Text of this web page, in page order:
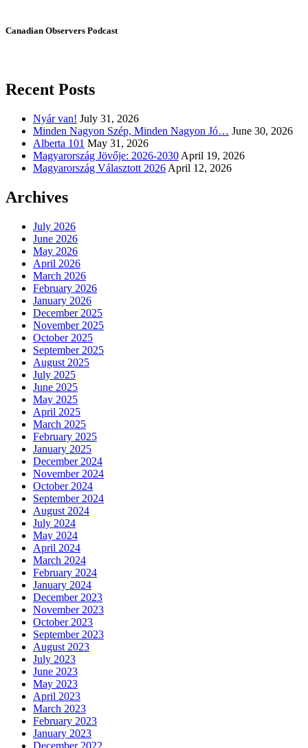
Canadian Observers Podcast
Recent Posts
Nyár van! July 31, 2026
Minden Nagyon Szép, Minden Nagyon Jó… June 30, 2026
Alberta 101 May 31, 2026
Magyarország Jövője: 2026-2030 April 19, 2026
Magyarország Választott 2026 April 12, 2026
Archives
July 2026
June 2026
May 2026
April 2026
March 2026
February 2026
January 2026
December 2025
November 2025
October 2025
September 2025
August 2025
July 2025
June 2025
May 2025
April 2025
March 2025
February 2025
January 2025
December 2024
November 2024
October 2024
September 2024
August 2024
July 2024
May 2024
April 2024
March 2024
February 2024
January 2024
December 2023
November 2023
October 2023
September 2023
August 2023
July 2023
June 2023
May 2023
April 2023
March 2023
February 2023
January 2023
December 2022